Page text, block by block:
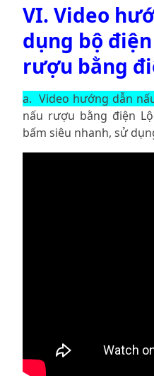
VI. Video
dụng bộ
rượu bằng
a. Video hướng dẫn
nấu rượu bằng điện
bấm siêu nhanh, sử